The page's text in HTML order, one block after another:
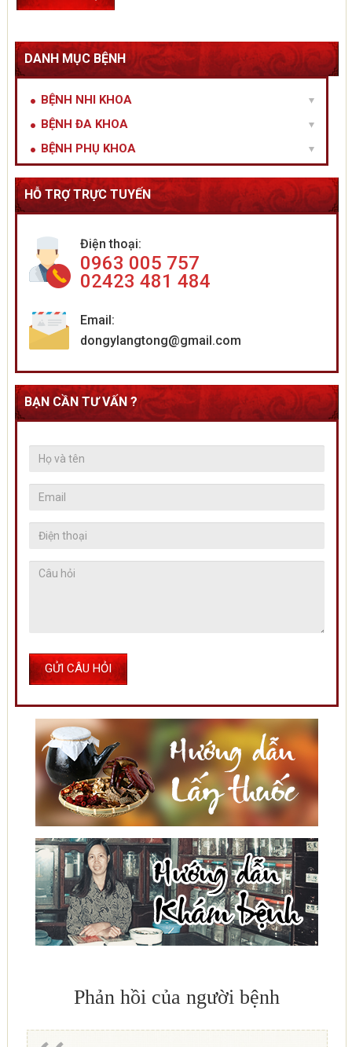
DANH MỤC BỆNH
BỆNH NHI KHOA
BỆNH ĐA KHOA
BỆNH PHỤ KHOA
HỖ TRỢ TRỰC TUYẾN
Điện thoại:
0963 005 757
02423 481 484
Email:
dongylangtong@gmail.com
BẠN CẦN TƯ VẤN ?
Phản hồi của người bệnh